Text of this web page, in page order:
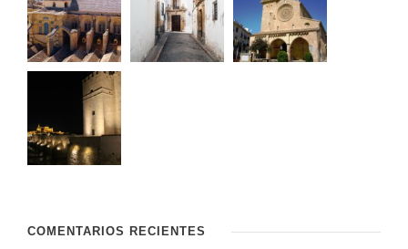
COMENTARIOS RECIENTES